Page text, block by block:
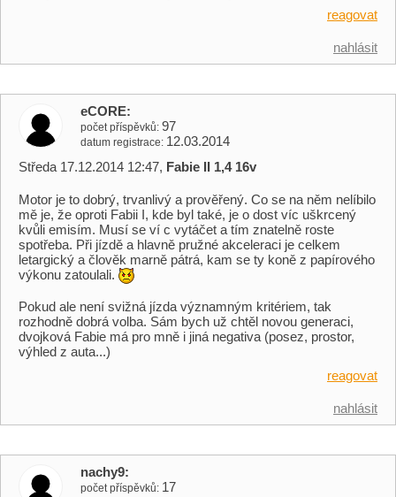
reagovat
nahlásit
eCORE
počet příspěvků 97
datum registrace 12.03.2014
Středa 17.12.2014 12:47, Fabie II 1,4 16v
Motor je to dobrý, trvanlivý a prověřený. Co se na něm nelíbilo
mě je, že oproti Fabii I, kde byl také, je o dost víc uškrcený
kvůli emisím. Musí se ví c vytáčet a tím znatelně roste
spotřeba. Při jízdě a hlavně pružné akceleraci je celkem
letargický a člověk marně pátrá, kam se ty koně z papírového
výkonu zatoulali.
Pokud ale není svižná jízda významným kritériem, tak
rozhodně dobrá volba. Sám bych už chtěl novou generaci,
dvojková Fabie má pro mně i jiná negativa (posez, prostor,
výhled z auta...)
reagovat
nahlásit
nachy9
počet příspěvků 17